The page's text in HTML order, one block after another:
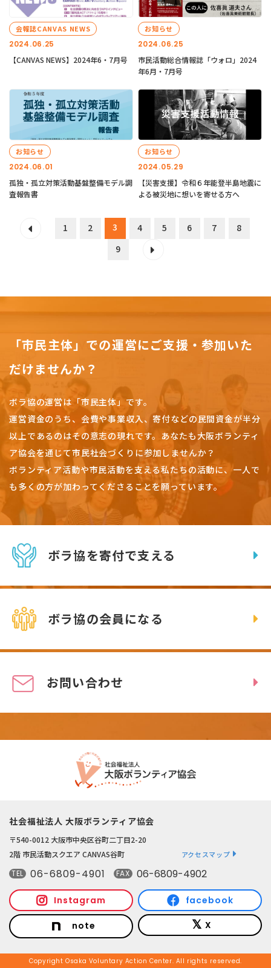
2024.06.25
会報誌CANVAS NEWS
【CANVAS NEWS】2024年6・7月号
2024.06.25
お知らせ
市民活動総合情報誌「ウォロ」2024
年6月・7月号
2024.06.01
お知らせ
孤独・孤立対策活動基盤整備モデル調
査報告書
2024.05.29
お知らせ
【災害支援】令和６年能登半島地震に
よる被災地に想いを寄せる方へ
1 2 3 4 5 6 7
8
9
「市民主体」での運営にご支援・参加いた
だけませんか？
ボラ協の運営は「市民主体」です。
運営資金のうち、会費や事業収入、寄付などの民間資金が半分
以上であるのはその意志の現れです。 あなたも大阪ボランティ
ア協会を通じて市民社会づくりに参加しませんか？
ボランティア活動や市民活動を支える私たちの活動に、一人で
も多くの方が加わってくださることを願っています。
ボラ協を寄付で支える
ボラ協の会員になる
お問い合わせ
社会福祉法人 大阪ボランティア協会
〒540-0012 大阪市中央区谷町二丁目2-20
2階 市民活動スクエア CANVAS谷町
アクセスマップ
TEL 06-6809-4901 FAX 06-6809-4902
Instagram facebook
note X
Copyright Osaka Voluntary Action Center. All rights reserved.